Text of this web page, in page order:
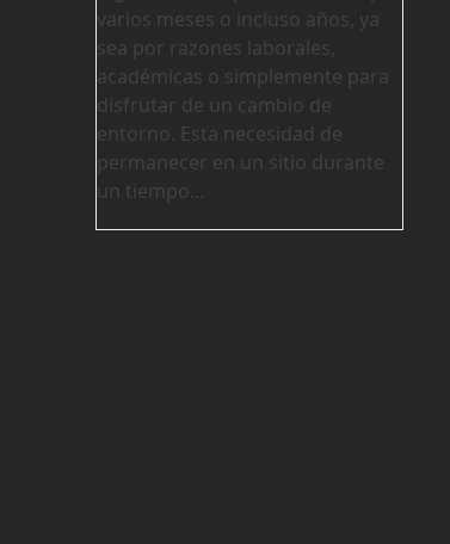
varios meses o incluso años, ya
sea por razones laborales,
académicas o simplemente para
disfrutar de un cambio de
entorno. Esta necesidad de
permanecer en un sitio durante
un tiempo…